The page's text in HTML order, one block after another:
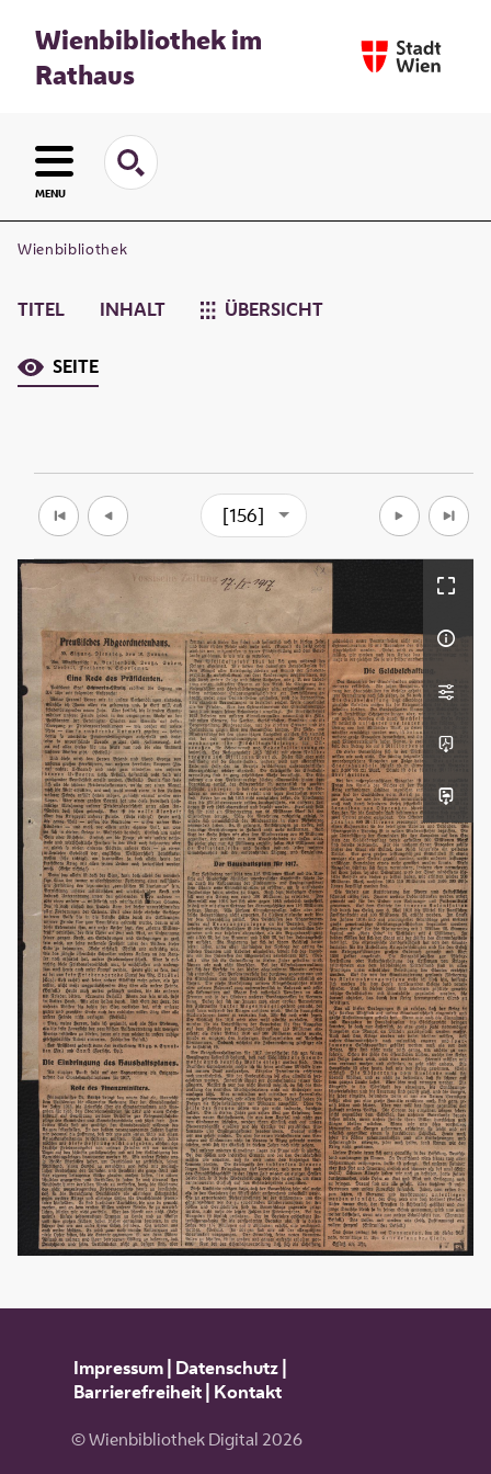
Wienbibliothek im
Rathaus
MENU
Wienbibliothek
TITEL INHALT ÜBERSICHT
SEITE
[156]
Impressum| Datenschutz|
Barrierefreiheit| Kontakt
© Wienbibliothek Digital 2026